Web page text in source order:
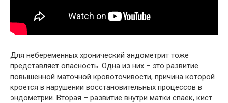
Для небеременных хронический эндометрит тоже
представляет опасность. Одна из них – это развитие
повышенной маточной кровоточивости, причина которой
кроется в нарушении восстановительных процессов в
эндометрии. Вторая – развитие внутри матки спаек, кист